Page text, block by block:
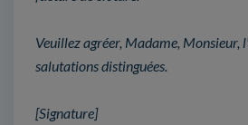
Veuillez agréer, Madame, Monsieur,
salutations distinguées.
[Signature]